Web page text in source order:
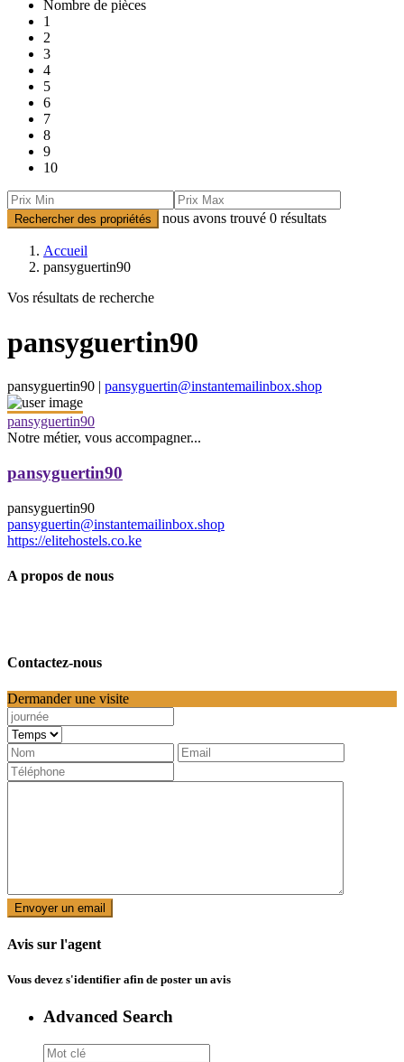
Nombre de pièces
1
2
3
4
5
6
7
8
9
10
Rechercher des propriétés nous avons trouvé 0 résultats
Accueil
pansyguertin90
Vos résultats de recherche
pansyguertin90
pansyguertin90 | pansyguertin@instantemailinbox.shop
pansyguertin90
Notre métier, vous accompagner...
pansyguertin90
pansyguertin90
pansyguertin@instantemailinbox.shop
https://elitehostels.co.ke
A propos de nous
Contactez-nous
Dermander une visite
Avis sur l'agent
Vous devez s'identifier afin de poster un avis
Advanced Search